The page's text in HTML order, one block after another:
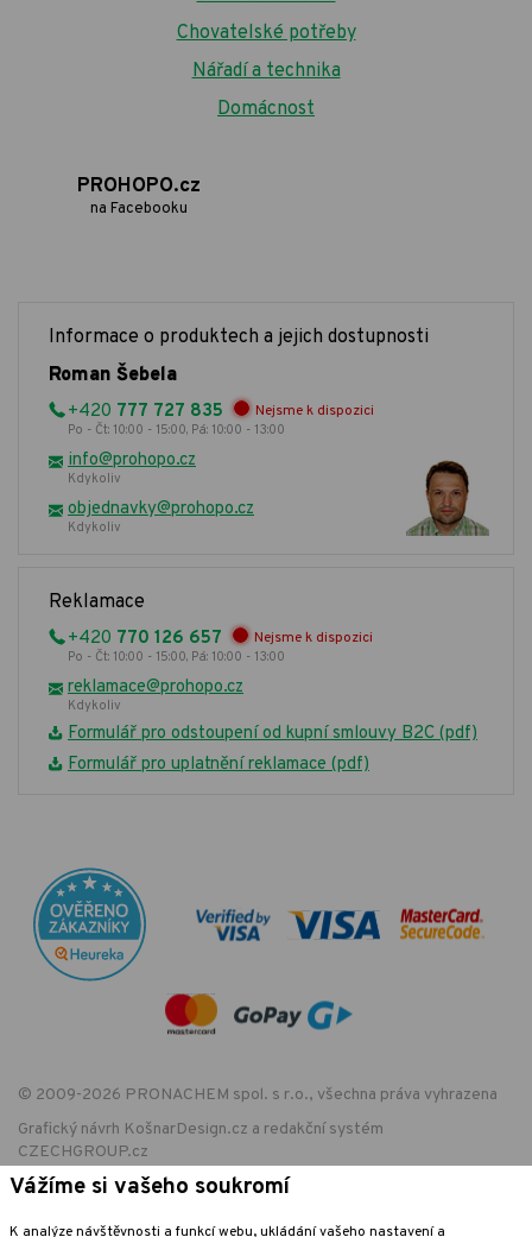
Chovatelské potřeby
Nářadí a technika
Domácnost
PROHOPO.cz
na Facebooku
Informace o produktech a jejich dostupnosti
Roman Šebela
+420 777 727 835 Nejsme k dispozici
Po - Čt: 10:00 - 15:00, Pá: 10:00 - 13:00
info@prohopo.cz
Kdykoliv
objednavky@prohopo.cz
Kdykoliv
Reklamace
+420 770 126 657 Nejsme k dispozici
Po - Čt: 10:00 - 15:00, Pá: 10:00 - 13:00
reklamace@prohopo.cz
Kdykoliv
Formulář pro odstoupení od kupní smlouvy B2C (pdf)
Formulář pro uplatnění reklamace (pdf)
© 2009-2026 PRONACHEM spol. s r.o., všechna práva vyhrazena
Grafický návrh KošnarDesign.cz a redakční systém
CZECHGROUP.cz
Vážíme si vašeho soukromí
K analýze návštěvnosti a funkcí webu, ukládání vašeho nastavení a